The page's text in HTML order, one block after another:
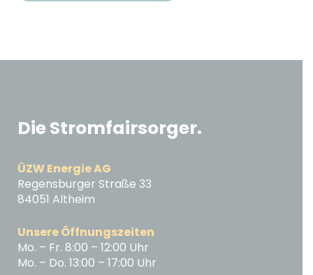
Die Stromfairsorger.
ÜZW Energie AG
Regensburger Straße 33
84051 Altheim
Unsere Öffnungszeiten
Mo. – Fr. 8:00 – 12:00 Uhr
Mo. – Do. 13:00 – 17:00 Uhr